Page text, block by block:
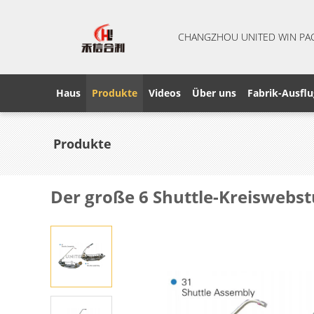
CHANGZHOU UNITED WIN
Haus Produkte Videos Über uns Fabrik-
Produkte
Der große 6 Shuttle-